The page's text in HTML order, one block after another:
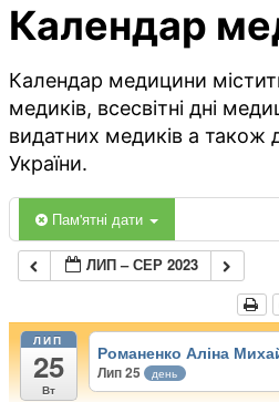
Календар
Календар медицини
медиків, всесвітні дні
видатних медиків а також
України.
Пам'ятні дати
ЛИП – СЕР 2023
ЛИП
25
Вт
Романенко Аліна
Лип 25 день